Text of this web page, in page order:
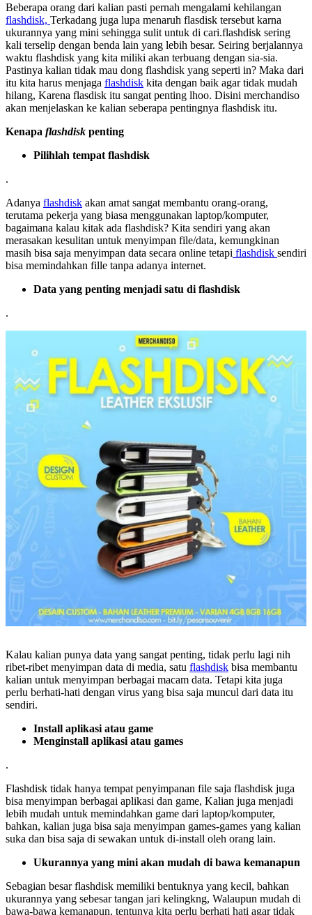
Beberapa orang dari kalian pasti pernah mengalami kehilangan
flashdisk, Terkadang juga lupa menaruh flasdisk tersebut karna
ukurannya yang mini sehingga sulit untuk di cari.flashdisk sering
kali terselip dengan benda lain yang lebih besar. Seiring berjalannya
waktu flashdisk yang kita miliki akan terbuang dengan sia-sia.
Pastinya kalian tidak mau dong flashdisk yang seperti in? Maka dari
itu kita harus menjaga flashdisk kita dengan baik agar tidak mudah
hilang, Karena flasdisk itu sangat penting lhoo. Disini merchandiso
akan menjelaskan ke kalian seberapa pentingnya flashdisk itu.
Kenapa flashdisk penting
Pilihlah tempat flashdisk
.
Adanya flashdisk akan amat sangat membantu orang-orang,
terutama pekerja yang biasa menggunakan laptop/komputer,
bagaimana kalau kitak ada flashdisk? Kita sendiri yang akan
merasakan kesulitan untuk menyimpan file/data, kemungkinan
masih bisa saja menyimpan data secara online tetapi flashdisk sendiri
bisa memindahkan fille tanpa adanya internet.
Data yang penting menjadi satu di flashdisk
.
Kalau kalian punya data yang sangat penting, tidak perlu lagi nih
ribet-ribet menyimpan data di media, satu flashdisk bisa membantu
kalian untuk menyimpan berbagai macam data. Tetapi kita juga
perlu berhati-hati dengan virus yang bisa saja muncul dari data itu
sendiri.
Install aplikasi atau game
Menginstall aplikasi atau games
.
Flashdisk tidak hanya tempat penyimpanan file saja flashdisk juga
bisa menyimpan berbagai aplikasi dan game, Kalian juga menjadi
lebih mudah untuk memindahkan game dari laptop/komputer,
bahkan, kalian juga bisa saja menyimpan games-games yang kalian
suka dan bisa saja di sewakan untuk di-install oleh orang lain.
Ukurannya yang mini akan mudah di bawa kemanapun
Sebagian besar flashdisk memiliki bentuknya yang kecil, bahkan
ukurannya yang sebesar tangan jari kelingkng, Walaupun mudah di
bawa-bawa kemanapun, tentunya kita perlu berhati hati agar tidak